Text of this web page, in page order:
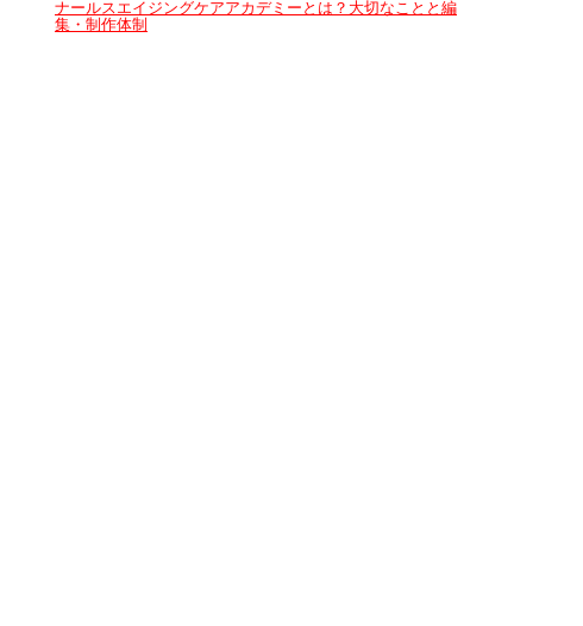
ナールスエイジングケアアカデミーとは？大切なことと編
集・制作体制